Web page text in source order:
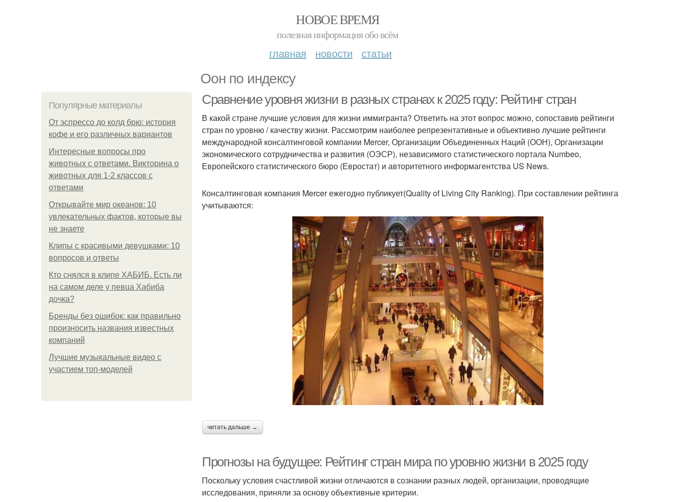
НОВОЕ ВРЕМЯ
полезная информация обо всём
главная новости статьи
Оон по индексу
Популярные материалы
От эспрессо до колд брю: история
кофе и его различных вариантов
Интересные вопросы про
животных с ответами. Викторина о
животных для 1-2 классов с
ответами
Открывайте мир океанов: 10
увлекательных фактов, которые вы
не знаете
Клипы с красивыми девушками: 10
вопросов и ответы
Кто снялся в клипе ХАБИБ. Есть ли
на самом деле у певца Хабиба
дочка?
Бренды без ошибок: как правильно
произносить названия известных
компаний
Лучшие музыкальные видео с
участием топ-моделей
Сравнение уровня жизни в разных странах к 2025 году: Рейтинг стран
В какой стране лучшие условия для жизни иммигранта? Ответить на этот вопрос можно, сопоставив рейтинги
стран по уровню / качеству жизни. Рассмотрим наиболее репрезентативные и объективно лучшие рейтинги
международной консалтинговой компании Mercer, Организации Объединенных Наций (ООН), Организации
экономического сотрудничества и развития (ОЭСР), независимого статистического портала Numbeo,
Европейского статистического бюро (Евростат) и авторитетного информагентства US News.
Консалтинговая компания Mercer ежегодно публикует(Quality of Living City Ranking). При составлении рейтинга
учитываются:
читать дальше →
Прогнозы на будущее: Рейтинг стран мира по уровню жизни в 2025 году
Поскольку условия счастливой жизни отличаются в сознании разных людей, организации, проводящие
исследования, приняли за основу объективные критерии.